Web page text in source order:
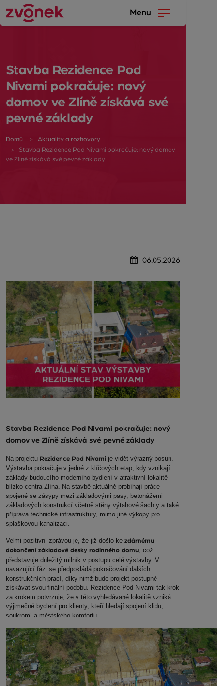
Menu
Stavba Rezidence Pod
Nivami pokračuje: nový
domov ve Zlíně získává své
pevné základy
Domů
Aktuality a rozhovory
Stavba Rezidence Pod Nivami pokračuje: nový domov
ve Zlíně získává své pevné základy
06.05.2026
Stavba Rezidence Pod Nivami pokračuje: nový
domov ve Zlíně získává své pevné základy
Na projektu Rezidence Pod Nivami je vidět výrazný posun.
Výstavba pokračuje v jedné z klíčových etap, kdy vznikají
základy budoucího moderního bydlení v atraktivní lokalitě
blízko centra Zlína. Na stavbě aktuálně probíhají práce
spojené se zásypy mezi základovými pasy, betonážemi
základových konstrukcí včetně stěny výtahové šachty a také
příprava technické infrastruktury, mimo jiné výkopy pro
splaškovou kanalizaci.
Velmi pozitivní zprávou je, že již došlo ke zdárnému
dokončení základové desky rodinného domu
, což
představuje důležitý milník v postupu celé výstavby. V
navazující fázi se předpokládá pokračování dalších
konstrukčních prací, díky nimž bude projekt postupně
získávat svou finální podobu. Rezidence Pod Nivami tak krok
za krokem potvrzuje, že v této vyhledávané lokalitě vzniká
výjimečné bydlení pro klienty, kteří hledají spojení klidu,
soukromí a městského komfortu.